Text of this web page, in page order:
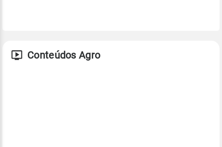
Conteúdos Agro